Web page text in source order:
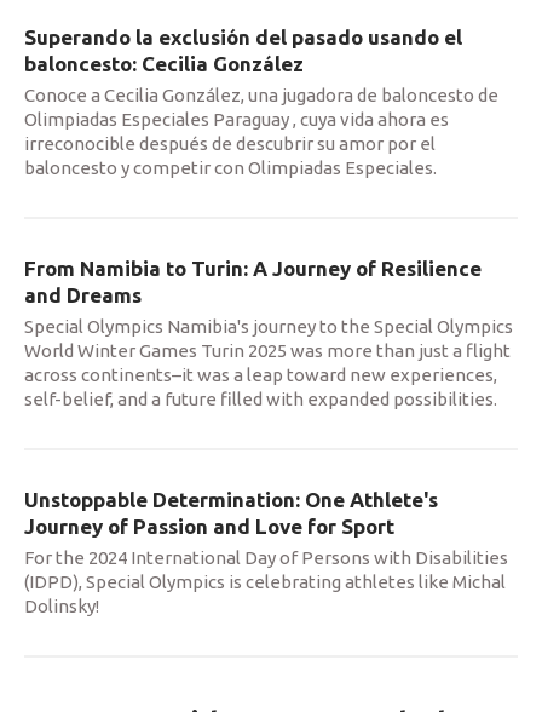
Superando la exclusión del pasado usando el
baloncesto: Cecilia González
Conoce a Cecilia González, una jugadora de baloncesto de
Olimpiadas Especiales Paraguay , cuya vida ahora es
irreconocible después de descubrir su amor por el
baloncesto y competir con Olimpiadas Especiales.
From Namibia to Turin: A Journey of Resilience
and Dreams
Special Olympics Namibia's journey to the Special Olympics
World Winter Games Turin 2025 was more than just a flight
across continents–it was a leap toward new experiences,
self-belief, and a future filled with expanded possibilities.
Unstoppable Determination: One Athlete's
Journey of Passion and Love for Sport
For the 2024 International Day of Persons with Disabilities
(IDPD), Special Olympics is celebrating athletes like Michal
Dolinsky!